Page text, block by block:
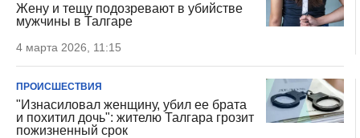
Жену и тещу подозревают в убийстве
мужчины в Талгаре
4 марта 2026, 11:15
ПРОИСШЕСТВИЯ
"Изнасиловал женщину, убил ее брата
и похитил дочь": жителю Талгара грозит
пожизненный срок